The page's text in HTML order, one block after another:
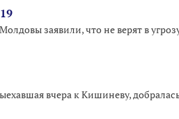
заявили, что не верят в
вчера к Кишиневу,